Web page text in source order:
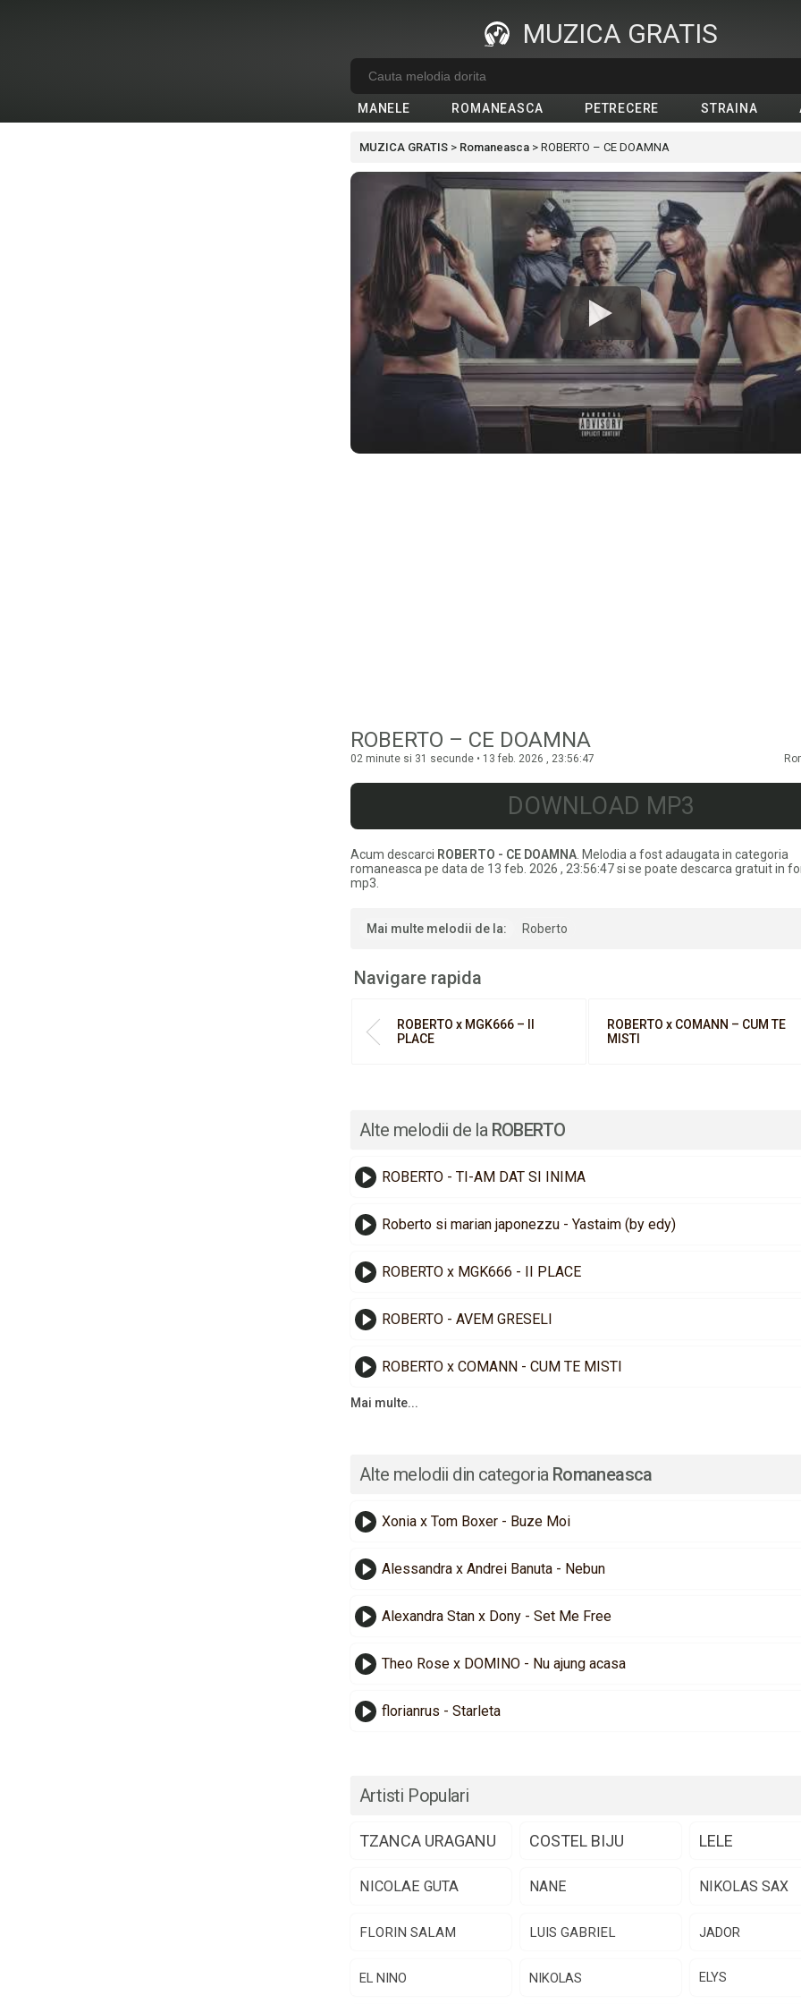
MUZICA GRATIS
MANELE ROMANEASCA PETRECERE STRAINA
MUZICA GRATIS > Romaneasca > ROBERTO – CE DOAMNA
ROBERTO – CE DOAMNA
02 minute si 31 secunde • 13 feb. 2026 , 23:56:47
DOWNLOAD MP3
Acum descarci ROBERTO - CE DOAMNA . Melodia a fost adaugata in categoria
romaneasca pe data de 13 feb. 2026 , 23:56:47 si se poate descarca gratuit in
mp3.
Mai multe melodii de la: Roberto
Navigare rapida
ROBERTO x MGK666 – II
PLACE
ROBERTO x COMANN – CUM TE
MISTI
Alte melodii de la ROBERTO
ROBERTO - TI-AM DAT SI INIMA
Roberto si marian japonezzu - Yastaim (by edy)
ROBERTO x MGK666 - II PLACE
ROBERTO - AVEM GRESELI
ROBERTO x COMANN - CUM TE MISTI
Mai multe...
Alte melodii din categoria Romaneasca
Xonia x Tom Boxer - Buze Moi
Alessandra x Andrei Banuta - Nebun
Alexandra Stan x Dony - Set Me Free
Theo Rose x DOMINO - Nu ajung acasa
florianrus - Starleta
Artisti Populari
TZANCA URAGANU COSTEL BIJU LELE
NICOLAE GUTA NANE NIKOLAS SAX
FLORIN SALAM LUIS GABRIEL JADOR
EL NINO NIKOLAS ELYS